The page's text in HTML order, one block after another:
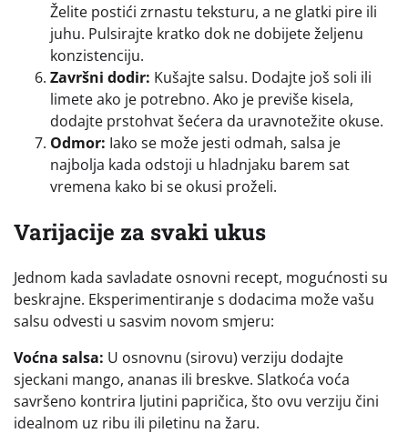
Želite postići zrnastu teksturu, a ne glatki pire ili
juhu. Pulsirajte kratko dok ne dobijete željenu
konzistenciju.
Završni dodir: Kušajte salsu. Dodajte još soli ili
limete ako je potrebno. Ako je previše kisela,
dodajte prstohvat šećera da uravnotežite okuse.
Odmor: Iako se može jesti odmah, salsa je
najbolja kada odstoji u hladnjaku barem sat
vremena kako bi se okusi proželi.
Varijacije za svaki ukus
Jednom kada savladate osnovni recept, mogućnosti su
beskrajne. Eksperimentiranje s dodacima može vašu
salsu odvesti u sasvim novom smjeru:
Voćna salsa: U osnovnu (sirovu) verziju dodajte
sjeckani mango, ananas ili breskve. Slatkoća voća
savršeno kontrira ljutini papričica, što ovu verziju čini
idealnom uz ribu ili piletinu na žaru.